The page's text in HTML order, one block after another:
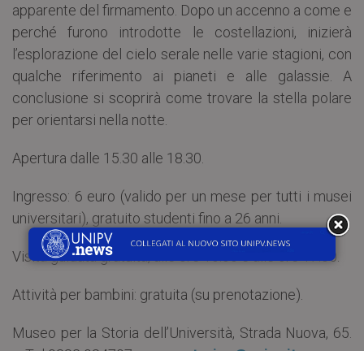
apparente del firmamento. Dopo un accenno a come e
perché furono introdotte le costellazioni, inizierà
l’esplorazione del cielo serale nelle varie stagioni, con
qualche riferimento ai pianeti e alle galassie. A
conclusione si scoprirà come trovare la stella polare
per orientarsi nella notte.
Apertura dalle 15.30 alle 18.30.
Ingresso: 6 euro (valido per un mese per tutti i musei
universitari), gratuito studenti fino a 26 anni.
Visita guidata gratuita, alle ore 16.00 e alle ore 17.00.
Attività per bambini: gratuita (su prenotazione).
Museo per la Storia dell’Università, Strada Nuova, 65.